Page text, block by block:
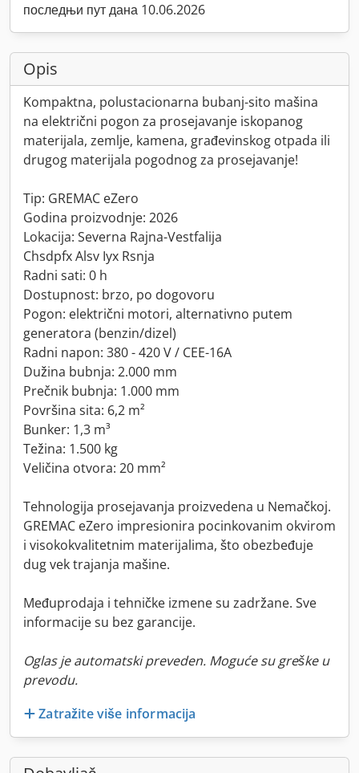
последњи пут дана 10.06.2026
Opis
Kompaktna, polustacionarna bubanj-sito mašina
na električni pogon za prosejavanje iskopanog
materijala, zemlje, kamena, građevinskog otpada ili
drugog materijala pogodnog za prosejavanje!
Tip: GREMAC eZero
Godina proizvodnje: 2026
Lokacija: Severna Rajna-Vestfalija
Chsdpfx Alsv Iyx Rsnja
Radni sati: 0 h
Dostupnost: brzo, po dogovoru
Pogon: električni motori, alternativno putem
generatora (benzin/dizel)
Radni napon: 380 - 420 V / CEE-16A
Dužina bubnja: 2.000 mm
Prečnik bubnja: 1.000 mm
Površina sita: 6,2 m²
Bunker: 1,3 m³
Težina: 1.500 kg
Veličina otvora: 20 mm²
Tehnologija prosejavanja proizvedena u Nemačkoj.
GREMAC eZero impresionira pocinkovanim okvirom
i visokokvalitetnim materijalima, što obezbeđuje
dug vek trajanja mašine.
Međuprodaja i tehničke izmene su zadržane. Sve
informacije su bez garancije.
Oglas je automatski preveden. Moguće su greške u
prevodu.
Zatražite više informacija